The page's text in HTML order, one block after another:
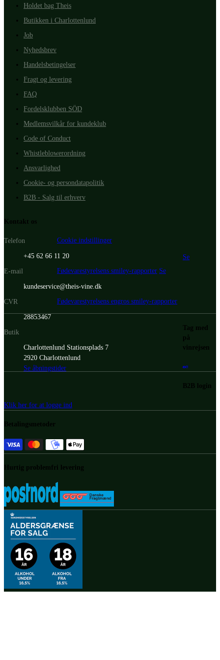
Holdet bag Theis
Butikken i Charlottenlund
Job
Nyhedsbrev
Handelsbetingelser
Fragt og levering
FAQ
Fordelsklubben SÖD
Medlemsvilkår for kundeklub
Code of Conduct
Whistleblowerordning
Ansvarlighed
Cookie- og persondatapolitik
B2B - Salg til erhverv
Kontakt os
Telefon
+45 62 66 11 20
E-mail
kundeservice@theis-vine.dk
CVR
28853467
Butik
Charlottenlund Stationsplads 7
2920 Charlottenlund
Se åbningstider
Cookie indstillinger
Se
Fødevarestyrelsens smiley-rapporter Se
Fødevarestyrelsens engros smiley-rapporter
Tag med
på
vinrejsen
B2B login
Klik her for at logge ind
Betalingsmetoder
Hurtig problemfri levering